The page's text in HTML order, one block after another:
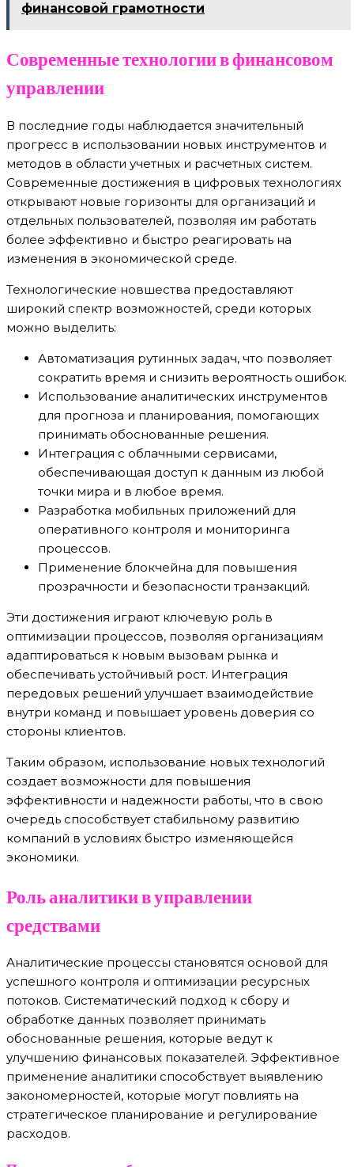
финансовой грамотности
Современные технологии в финансовом
управлении
В последние годы наблюдается значительный
прогресс в использовании новых инструментов и
методов в области учетных и расчетных систем.
Современные достижения в цифровых технологиях
открывают новые горизонты для организаций и
отдельных пользователей, позволяя им работать
более эффективно и быстро реагировать на
изменения в экономической среде.
Технологические новшества предоставляют
широкий спектр возможностей, среди которых
можно выделить:
Автоматизация рутинных задач, что позволяет
сократить время и снизить вероятность ошибок.
Использование аналитических инструментов
для прогноза и планирования, помогающих
принимать обоснованные решения.
Интеграция с облачными сервисами,
обеспечивающая доступ к данным из любой
точки мира и в любое время.
Разработка мобильных приложений для
оперативного контроля и мониторинга
процессов.
Применение блокчейна для повышения
прозрачности и безопасности транзакций.
Эти достижения играют ключевую роль в
оптимизации процессов, позволяя организациям
адаптироваться к новым вызовам рынка и
обеспечивать устойчивый рост. Интеграция
передовых решений улучшает взаимодействие
внутри команд и повышает уровень доверия со
стороны клиентов.
Таким образом, использование новых технологий
создает возможности для повышения
эффективности и надежности работы, что в свою
очередь способствует стабильному развитию
компаний в условиях быстро изменяющейся
экономики.
Роль аналитики в управлении
средствами
Аналитические процессы становятся основой для
успешного контроля и оптимизации ресурсных
потоков. Систематический подход к сбору и
обработке данных позволяет принимать
обоснованные решения, которые ведут к
улучшению финансовых показателей. Эффективное
применение аналитики способствует выявлению
закономерностей, которые могут повлиять на
стратегическое планирование и регулирование
расходов.